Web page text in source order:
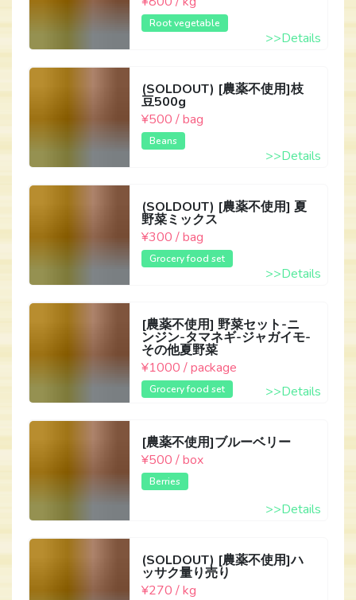
Root vegetable
>>Details
(SOLDOUT) [農薬不使用]枝
豆500g
¥500 / bag
Beans
>>Details
(SOLDOUT) [農薬不使用] 夏
野菜ミックス
¥300 / bag
Grocery food set
>>Details
[農薬不使用] 野菜セット-ニ
ンジン-タマネギ-ジャガイモ-
その他夏野菜
¥1000 / package
Grocery food set >>Details
[農薬不使用]ブルーベリー
¥500 / box
Berries
>>Details
(SOLDOUT) [農薬不使用]ハ
ッサク量り売り
¥270 / kg